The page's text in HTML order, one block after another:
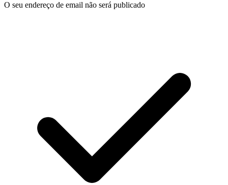
O seu endereço de email não será publicado